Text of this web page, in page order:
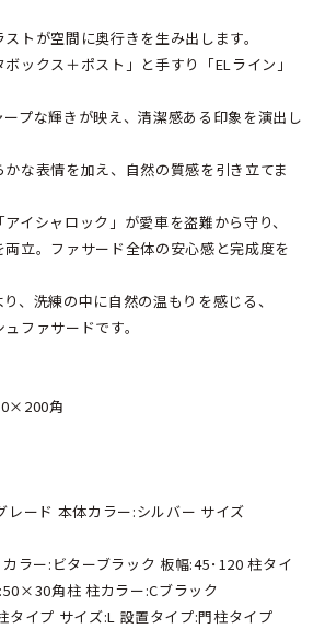
トが空間に奥行きを生み出します。
ックス＋ポスト」と手すり「ELライン」
プな輝きが映え、清潔感ある印象を演出し
な表情を加え、自然の質感を引き立てま
イシャロック」が愛車を盗難から守り、
立。ファサード全体の安心感と完成度を
、洗練の中に自然の温もりを感じる、
ファサードです。
角
レード 本体カラー:シルバー サイズ
ラー:ビターブラック 板幅:45･120 柱タイ
角柱 柱カラー:Cブラック
タイプ サイズ:L 設置タイプ:門柱タイプ